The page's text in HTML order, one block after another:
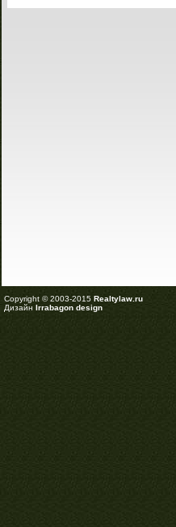
Copyright © 2003-2015 Realtylaw.ru
Дизайн Irrabagon design